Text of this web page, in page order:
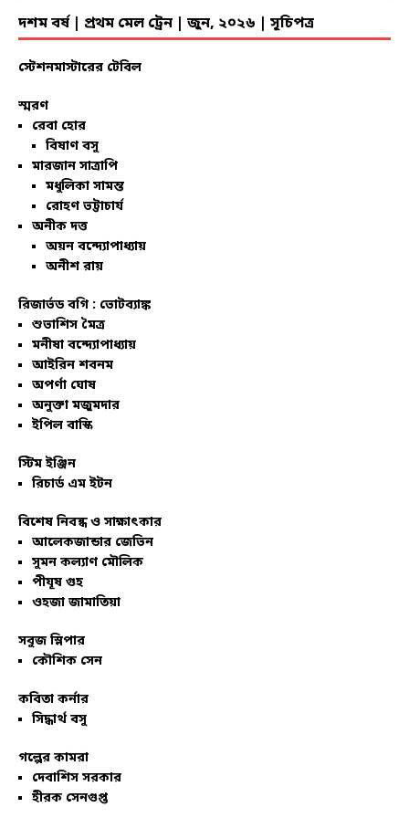
দশম বর্ষ | প্রথম মেল ট্রেন | জুন, ২০২৬ | সূচিপত্র
স্টেশনমাস্টারের টেবিল
স্মরণ
রেবা হোর
বিষাণ বসু
মারজান সাত্রাপি
মধুলিকা সামন্ত
রোহণ ভট্টাচার্য
অনীক দত্ত
অয়ন বন্দ্যোপাধ্যায়
অনীশ রায়
রিজার্ভড বগি : ভোটব্যাঙ্ক
শুভাশিস মৈত্র
মনীষা বন্দ্যোপাধ্যায়
আইরিন শবনম
অপর্ণা ঘোষ
অনুক্তা মজুমদার
ইপিল বাস্কি
স্টিম ইঞ্জিন
রিচার্ড এম ইটন
বিশেষ নিবন্ধ ও সাক্ষাৎকার
আলেকজান্ডার জেভিন
সুমন কল্যাণ মৌলিক
পীযূষ গুহ
ওহজা জামাতিয়া
সবুজ স্লিপার
কৌশিক সেন
কবিতা কর্নার
সিদ্ধার্থ বসু
গল্পের কামরা
দেবাশিস সরকার
হীরক সেনগুপ্ত